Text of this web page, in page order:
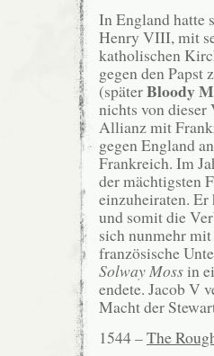
In England hatte
Henry VIII, mit
katholischen
gegen den Papst
(späterBloody
nichts von dieser
Allianz mit
gegen England
Frankreich. Im
der mächtigsten
einzuheiraten. Er
und somit die
sich nunmehr
französische
Solway Mossin
endete. Jacob V
Macht der
1544 –The